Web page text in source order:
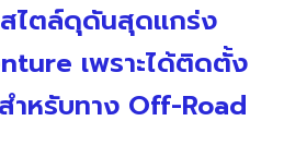
ไตล์ดุดันสุดแกร่ง
เพราะได้ติดตั้ง
หรับทาง Off-Road